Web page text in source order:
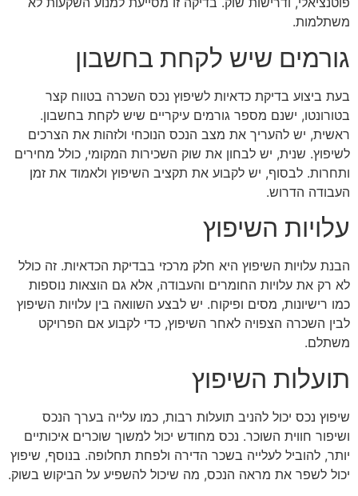
משתלמות.
גורמים שיש לקחת בחשבון
בעת ביצוע בדיקת כדאיות לשיפוץ נכס השכרה בטווח קצר
בטורונטו, ישנם מספר גורמים עיקריים שיש לקחת בחשבון.
ראשית, יש להעריך את מצב הנכס הנוכחי ולזהות את הצרכים
לשיפוץ. שנית, יש לבחון את שוק השכירות המקומי, כולל מחירים
ותחרות. לבסוף, יש לקבוע את תקציב השיפוץ ולאמוד את זמן
העבודה הדרוש.
עלויות השיפוץ
הבנת עלויות השיפוץ היא חלק מרכזי בבדיקת הכדאיות. זה כולל
לא רק את עלויות החומרים והעבודה, אלא גם הוצאות נוספות
כמו רישיונות, מסים ופיקוח. יש לבצע השוואה בין עלויות השיפוץ
לבין השכרה הצפויה לאחר השיפוץ, כדי לקבוע אם הפרויקט
משתלם.
תועלות השיפוץ
שיפוץ נכס יכול להניב תועלות רבות, כמו עלייה בערך הנכס
ושיפור חווית השוכר. נכס מחודש יכול למשוך שוכרים איכותיים
יותר, להוביל לעלייה בשכר הדירה ולפחת תחלופה. בנוסף, שיפוץ
יכול לשפר את מראה הנכס, מה שיכול להשפיע על הביקוש בשוק.